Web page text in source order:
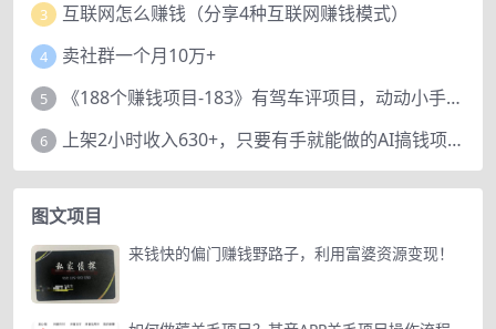
3 互联网怎么赚钱（分享4种互联网赚钱模式）
4 卖社群一个月10万+
5 《188个赚钱项目-183》有驾车评项目，动动小手，复制粘贴赚44元！
6 上架2小时收入630+，只要有手就能做的AI搞钱项目，奶奶看完都能学会!
图文项目
来钱快的偏门赚钱野路子，利用富婆资源变现！